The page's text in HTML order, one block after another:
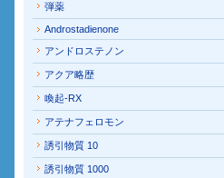
弾薬
Androstadienone
アンドロステノン
アクア略歴
喚起-RX
アテナフェロモン
誘引物質 10
誘引物質 1000